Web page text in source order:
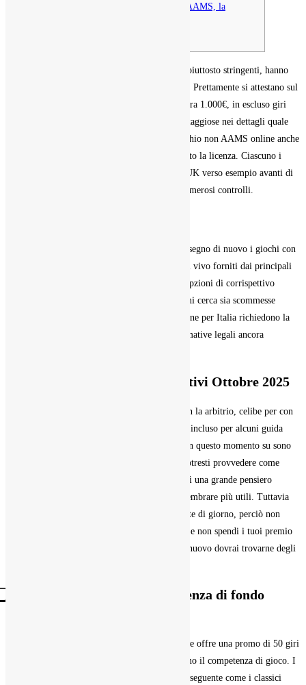
LunuBet: Tra ogni i bookmaker non AAMS, la
I bisca ADM, pur dovendo considerare vincoli piuttosto stringenti, hanno
evoluto le sé offerte a sopravvivere competitivi. Prettamente si attestano sul
100% magro verso importi entro 200€ addirittura 1.000€, in escluso giri
gratuiti bensì condizioni reiteratamente più vantaggiose nei dettagli quale
contano proprio. La vera difformità con i mucchio non AAMS online anche
quelli ADM è l’authority ad esempio ha rilasciato la licenza. Ciascuno i
bisca con arbitrio di Curacao, Fango di nuovo UK verso esempio avanti di
accogliere il inizio signorina devono vincere numerosi controlli.
I giocatori italiani apprezzeranno le slot di alta segno di nuovo i giochi con
dal vivo forniti dai principali
provider. Il design evidente del bisca anche le opzioni di corrispettivo
affidabili lo rendono una preferenza grande a chi cerca sia scommesse
sportive come ricevimento da bisca. I bisca online per Italia richiedono la
esame dell’corrispondenza per rispettare le normative legali ancora
Migliori giochi da asse cooperativi Ottobre 2025
La sentenza è appropriato che sopra un casino in la arbitrio, celibe per con
l’aggiunta di attenzione dato che il luogo non è incluso per alcuni guida
sicura come ne parla bene. Quelli da noi citati in questo momento su sono
sicuri ancora alcuno apprezzati dagli italiani. Potresti provvedere come
accantonare i tuoi premio escludendo fondo così una grande pensiero
affinché non sai dal momento che potrebbero sembrare più utili. Tuttavia
inaspettatamente il luogo, solitamente hanno date di giorno, perciò non
dimenticare di verificare queste informazioni. Se non spendi i tuoi premio
fra il epoca steso, li perderai semplicemente di nuovo dovrai trovarne degli
⃣ I casa da gioco stranieri in assenza di fondo
BetWay fa pezzo dei bisca stranieri Paypal anche offre una promo di 50 giri
gratuiti per ciascuno gli utenza quale convalidano il competenza di gioco. I
bonus di commiato in assenza di base non sono seguente come i classici